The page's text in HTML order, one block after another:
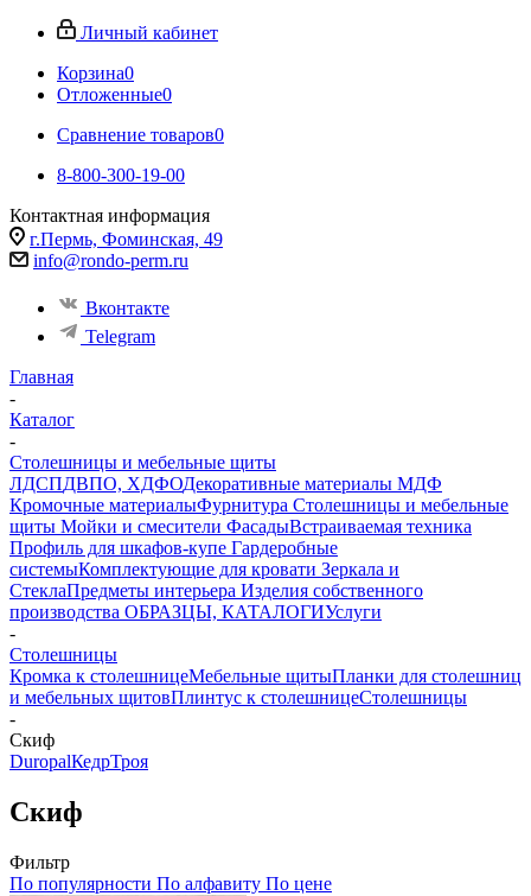
Личный кабинет
Корзина0
Отложенные0
Сравнение товаров0
8-800-300-19-00
Контактная информация
г.Пермь, Фоминская, 49
info@rondo-perm.ru
Вконтакте
Telegram
Главная
-
Каталог
-
Столешницы и мебельные щиты
ЛДСПДВПО, ХДФОДекоративные материалы МДФ
Кромочные материалыФурнитура Столешницы и мебельные
щиты Мойки и смесители ФасадыВстраиваемая техника
Профиль для шкафов-купе Гардеробные
системыКомплектующие для кровати Зеркала и
СтеклаПредметы интерьера Изделия собственного
производства ОБРАЗЦЫ, КАТАЛОГИУслуги
-
Столешницы
Кромка к столешницеМебельные щитыПланки для столешниц
и мебельных щитовПлинтус к столешницеСтолешницы
-
Скиф
DuropalКедрТроя
Скиф
Фильтр
По популярности По алфавиту По цене